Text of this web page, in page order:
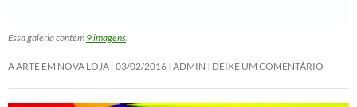
Essa galeria contém 9 imagens.
A ARTE EM NOVA LOJA 03/02/2016 ADMIN DEIXE UM COMENTÁRIO